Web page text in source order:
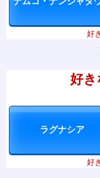
好
好き
好